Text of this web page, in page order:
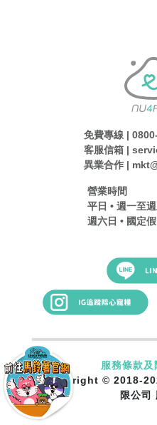
免費專線 |
客服信箱 |
異業合作 |
營業時間
平日 • 週一至
週六日 • 國定
服務條款
Copyright © 2018-
限公司